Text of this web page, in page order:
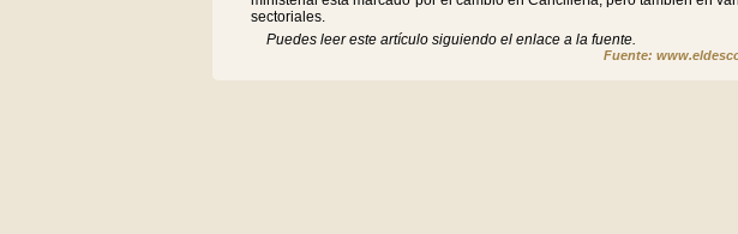
sectoriales.
Puedes leer este artículo siguiendo el enlace a la fuente.
Fuente: